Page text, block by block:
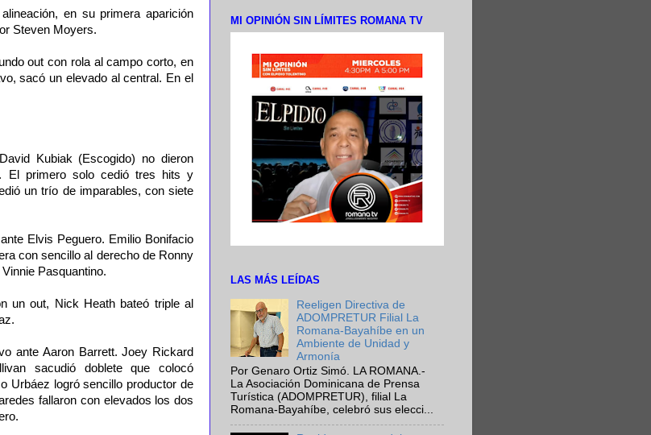
en su primera aparición
Steven Moyers.
out con rola al campo corto, en
sacó un elevado al central. En el
Kubiak (Escogido) no dieron
El primero solo cedió tres hits y
un trío de imparables, con siete
Elvis Peguero. Emilio Bonifacio
con sencillo al derecho de Ronny
Pasquantino.
un out, Nick Heath bateó triple al
ante Aaron Barrett. Joey Rickard
sacudió doblete que colocó
Urbáez logró sencillo productor de
fallaron con elevados los dos
MI OPINIÓN SIN LÍMITES ROMANA TV
LAS MÁS LEÍDAS
Reeligen Directiva de
ADOMPRETUR Filial La
Romana-Bayahíbe en un
Ambiente de Unidad y
Armonía
Por Genaro Ortiz Simó. LA ROMANA.-
La Asociación Dominicana de Prensa
Turística (ADOMPRETUR), filial La
Romana-Bayahíbe, celebró sus elecci...